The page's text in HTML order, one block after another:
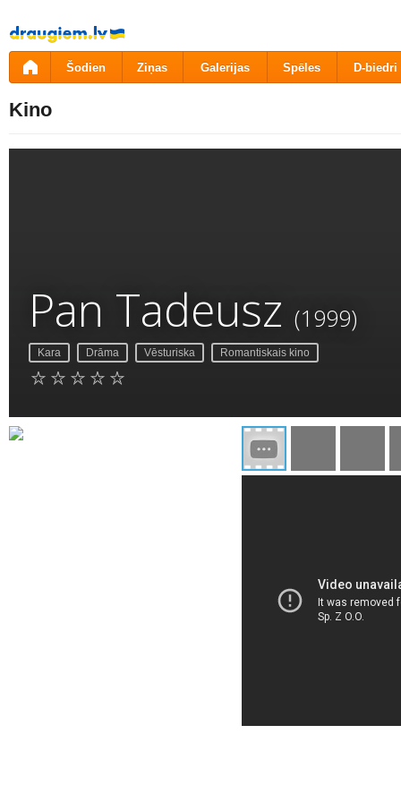
Pāriet
uz
saturu
Šodien Ziņas Galerijas Spēles D-biedri
Kino
Pan Tadeusz (1999)
Kara Drāma Vēsturiska Romantiskais kino